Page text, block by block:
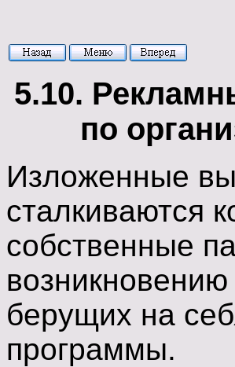
5.10.
по
Изложенные
сталкиваются
собственные
берущих на
программы.